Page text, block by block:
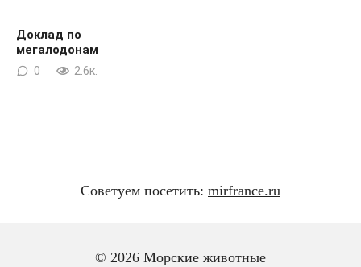
Доклад по
мегалодонам
0 2.6к.
© 2026 Морские животные
Советуем посетить: mirfrance.ru